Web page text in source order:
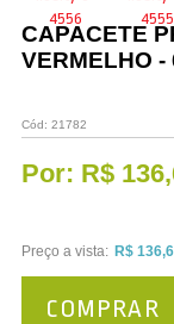
Vestuário
Promoções
CAPACETE
VERMELHO -
Cód: 21782
Por: R$
Preço a vista: R$
COMPRAR